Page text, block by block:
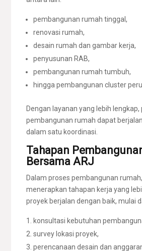
pembangunan rumah tinggal,
renovasi rumah,
desain rumah dan gambar kerja,
penyusunan RAB,
pembangunan rumah tumbuh,
hingga pembangunan cluster
Dengan layanan yang lebih lengkap,
pembangunan rumah dapat
dalam satu koordinasi.
Tahapan
Bersama ARJ
Dalam proses pembangunan
menerapkan tahapan kerja yang
proyek berjalan dengan baik, mulai
konsultasi kebutuhan
survey lokasi proyek,
perencanaan desain dan